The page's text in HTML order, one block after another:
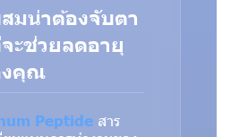
มน่าต้องจับตา
ะช่วยลดอายุ
งคุณ
Peptide สาร